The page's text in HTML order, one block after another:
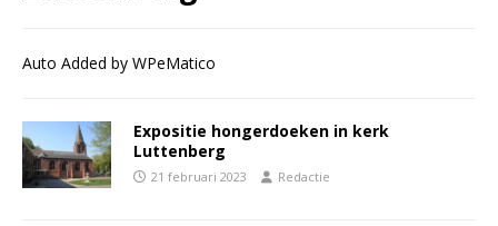
Auto Added by WPeMatico
Expositie hongerdoeken in kerk
Luttenberg
21 februari 2023 Redactie